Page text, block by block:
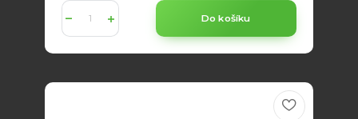
Do košíku